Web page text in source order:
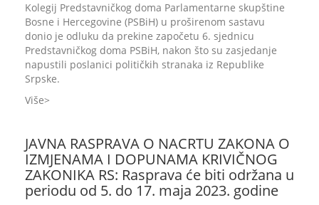
Kolegij Predstavničkog doma Parlamentarne skupštine
Bosne i Hercegovine (PSBiH) u proširenom sastavu
donio je odluku da prekine započetu 6. sjednicu
Predstavničkog doma PSBiH, nakon što su zasjedanje
napustili poslanici političkih stranaka iz Republike
Srpske.
Više
JAVNA RASPRAVA O NACRTU ZAKONA O
IZMJENAMA I DOPUNAMA KRIVIČNOG
ZAKONIKA RS: Rasprava će biti održana u
periodu od 5. do 17. maja 2023. godine